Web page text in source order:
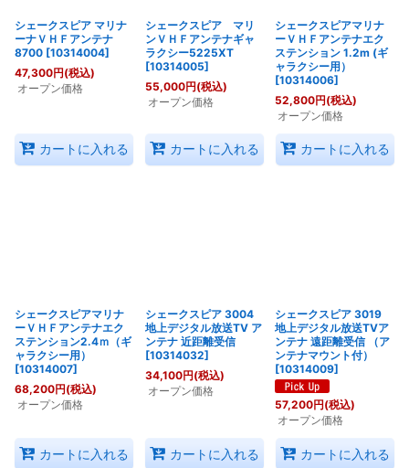
シェークスピア マリナ
ーナＶＨＦアンテナ
8700 [10314004]
47,300円(税込)
オープン価格
カートに入れる
シェークスピア マリ
ンＶＨＦアンテナギャ
ラクシー5225XT
[10314005]
55,000円(税込)
オープン価格
カートに入れる
シェークスピアマリナ
ーＶＨＦアンテナエク
ステンション 1.2m (ギ
ャラクシー用）
[10314006]
52,800円(税込)
オープン価格
カートに入れる
シェークスピアマリナ
ーＶＨＦアンテナエク
ステンション2.4ｍ（ギ
ャラクシー用）
[10314007]
68,200円(税込)
オープン価格
カートに入れる
シェークスピア 3004
地上デジタル放送TV ア
ンテナ 近距離受信
[10314032]
34,100円(税込)
オープン価格
カートに入れる
シェークスピア 3019
地上デジタル放送TVア
ンテナ 遠距離受信 （ア
ンテナマウント付）
[10314009]
57,200円(税込)
オープン価格
カートに入れる